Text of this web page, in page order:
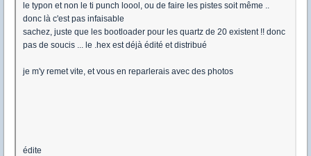
le typon et non le ti punch loool, ou de faire les pistes soit même ..
donc là c'est pas infaisable
sachez, juste que les bootloader pour les quartz de 20 existent !! donc
pas de soucis ... le .hex est déjà édité et distribué
je m'y remet vite, et vous en reparlerais avec des photos
édite